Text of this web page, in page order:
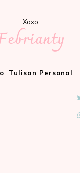
Xoxo,
Febrianty
. Tulisan Personal